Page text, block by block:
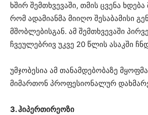
ხშირ შემთხვევაში, თმის ცვენა
რომ ადამიანმა მიიღო შესაბამისი
მშობლებისგან. ამ შემთხვევაში
ჩვეულებრივ უკვე 20 წლის ასაკში
უმჯობესია ამ თანამდებობაზე
მიმართონ პროფესიონალურ
3. ჰიპერთირეოზი